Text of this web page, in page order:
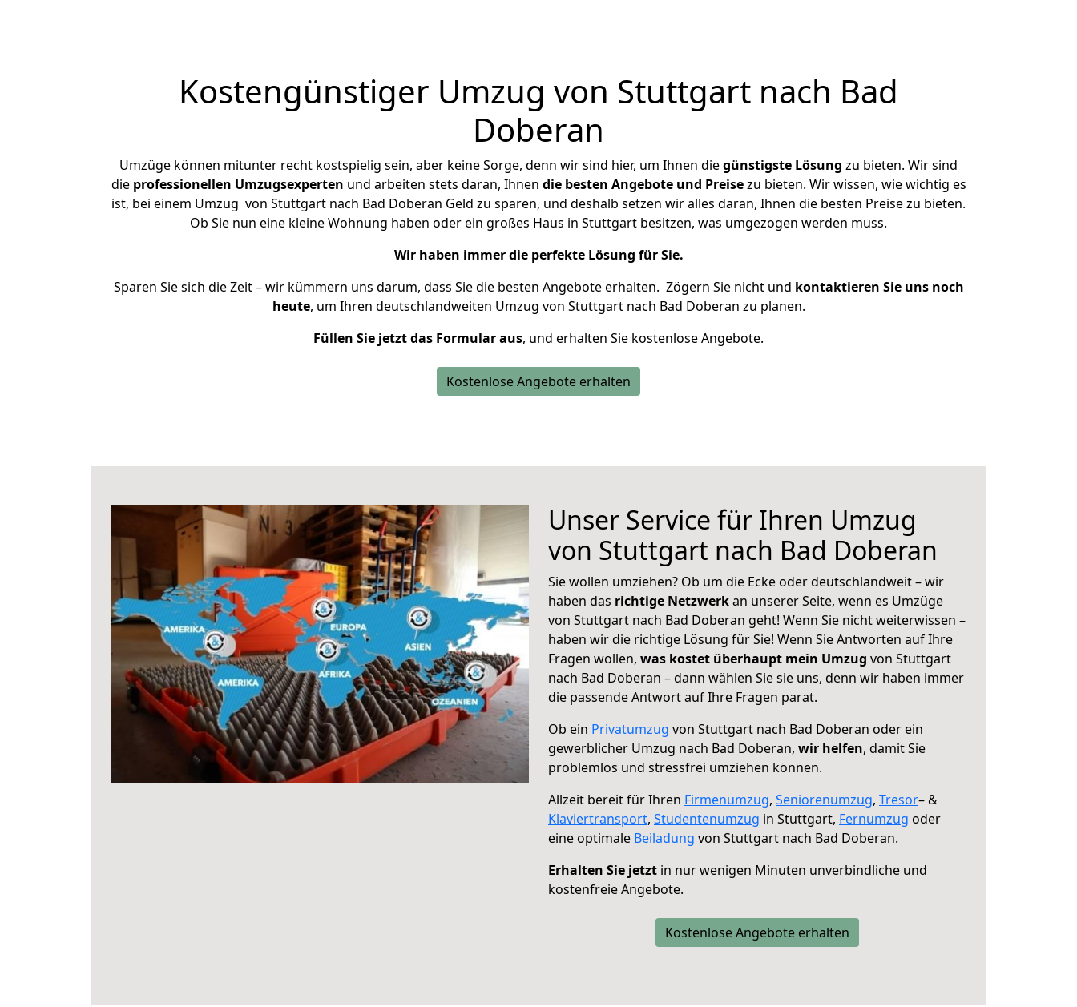
Kostengünstiger Umzug von Stuttgart nach Bad
Doberan
Umzüge können mitunter recht kostspielig sein, aber keine Sorge, denn wir sind hier, um Ihnen diegünstigste Lösung zu bieten. Wir sind
die professionellen Umzugsexperten und arbeiten stets daran, Ihnen die besten Angebote und Preisezu bieten. Wir wissen, wie wichtig es
ist, bei einem Umzug von Stuttgart nach Bad Doberan Geld zu sparen, und deshalb setzen wir alles daran, Ihnen die besten Preise zu bieten.
Ob Sie nun eine kleine Wohnung haben oder ein großes Haus in Stuttgart besitzen, was umgezogen werden muss.
Wir haben immer die perfekte Lösung für Sie.
Sparen Sie sich die Zeit – wir kümmern uns darum, dass Sie die besten Angebote erhalten. Zögern Sie nicht und kontaktieren Sie uns noch
heute, um Ihren deutschlandweiten Umzug von Stuttgart nach Bad Doberan zu planen.
Füllen Sie jetzt das Formular aus, und erhalten Sie kostenlose Angebote.
Kostenlose Angebote erhalten
Unser Service für Ihren Umzug
von Stuttgart nach Bad Doberan
Sie wollen umziehen? Ob um die Ecke oder deutschlandweit – wir
haben das richtige Netzwerkan unserer Seite, wenn es Umzüge
von Stuttgart nach Bad Doberan geht! Wenn Sie nicht weiterwissen –
haben wir die richtige Lösung für Sie! Wenn Sie Antworten auf Ihre
Fragen wollen, was kostet überhaupt mein Umzug von Stuttgart
nach Bad Doberan – dann wählen Sie sie uns, denn wir haben immer
die passende Antwort auf Ihre Fragen parat.
Ob ein Privatumzug von Stuttgart nach Bad Doberan oder ein
gewerblicher Umzug nach Bad Doberan, wir helfen, damit Sie
problemlos und stressfrei umziehen können.
Allzeit bereit für Ihren Firmenumzug, Seniorenumzug, Tresor– &
Klaviertransport, Studentenumzug in Stuttgart, Fernumzug oder
eine optimale Beiladung von Stuttgart nach Bad Doberan.
Erhalten Sie jetzt in nur wenigen Minuten unverbindliche und
kostenfreie Angebote.
Kostenlose Angebote erhalten